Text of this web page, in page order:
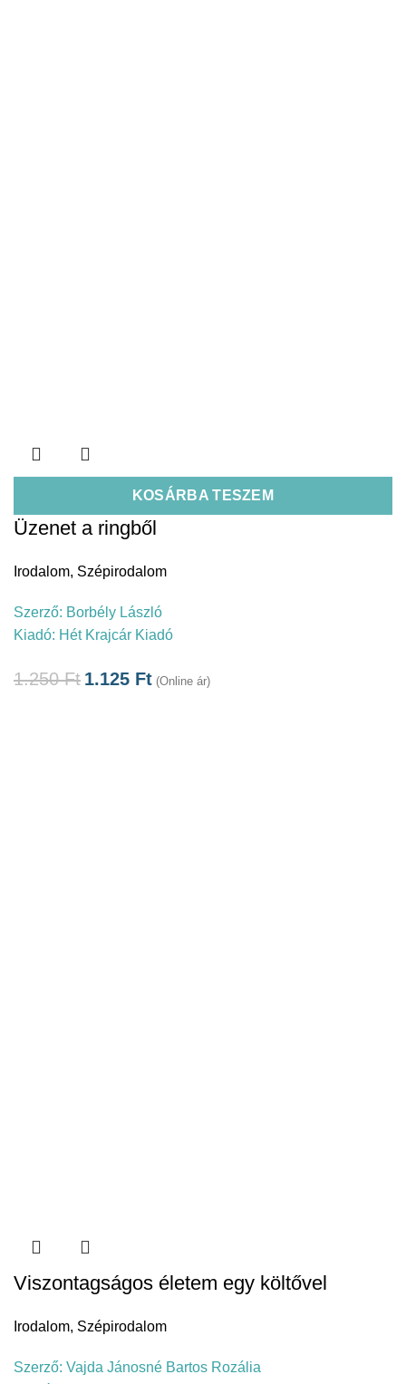
KOSÁRBA TESZEM
Üzenet a ringből
Irodalom, Szépirodalom
Szerző: Borbély László
Kiadó: Hét Krajcár Kiadó
1.250Ft 1.125 Ft (Online ár)
Viszontagságos életem egy költővel
Irodalom, Szépirodalom
Szerző: Vajda Jánosné Bartos Rozália